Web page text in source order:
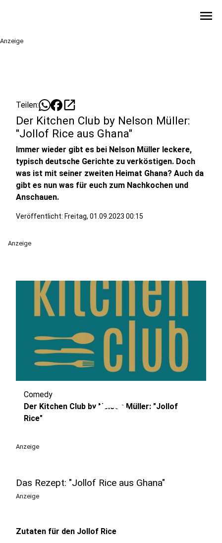
menu
Anzeige
Teilen: open_in_new
Der Kitchen Club by Nelson Müller:
"Jollof Rice aus Ghana"
Immer wieder gibt es bei Nelson Müller leckere,
typisch deutsche Gerichte zu verköstigen. Doch
was ist mit seiner zweiten Heimat Ghana? Auch da
gibt es nun was für euch zum Nachkochen und
Anschauen.
Veröffentlicht: Freitag, 01.09.2023 00:15
Anzeige
play_circle
Comedy
Der Kitchen Club by Nelson Müller: "Jollof
Rice"
Anzeige
Das Rezept: "Jollof Rice aus Ghana"
Anzeige
Zutaten für den Jollof Rice